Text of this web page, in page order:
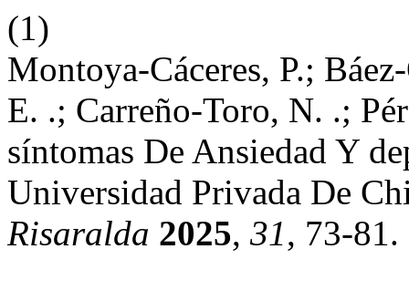
(1)
Montoya-Cáceres, P.;
E. .; Carreño-Toro, N. .;
síntomas De Ansiedad Y
Universidad Privada De
Risaralda 2025, 31, 73-81.